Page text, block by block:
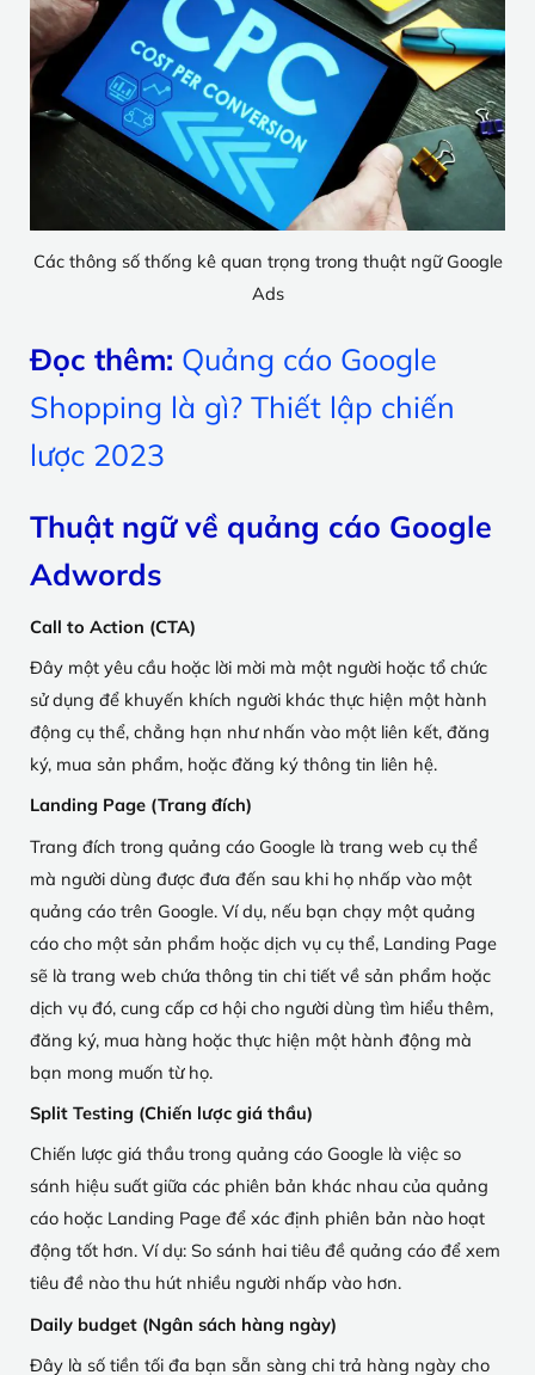
Các thông số thống kê quan trọng trong thuật ngữ Google
Ads
Đọc thêm: Quảng cáo Google
Shopping là gì? Thiết lập chiến
lược 2023
Thuật ngữ về quảng cáo Google
Adwords
Call to Action (CTA)
Đây một yêu cầu hoặc lời mời mà một người hoặc tổ chức
sử dụng để khuyến khích người khác thực hiện một hành
động cụ thể, chẳng hạn như nhấn vào một liên kết, đăng
ký, mua sản phẩm, hoặc đăng ký thông tin liên hệ.
Landing Page (Trang đích)
Trang đích trong quảng cáo Google là trang web cụ thể
mà người dùng được đưa đến sau khi họ nhấp vào một
quảng cáo trên Google. Ví dụ, nếu bạn chạy một quảng
cáo cho một sản phẩm hoặc dịch vụ cụ thể, Landing Page
sẽ là trang web chứa thông tin chi tiết về sản phẩm hoặc
dịch vụ đó, cung cấp cơ hội cho người dùng tìm hiểu thêm,
đăng ký, mua hàng hoặc thực hiện một hành động mà
bạn mong muốn từ họ.
Split Testing (Chiến lược giá thầu)
Chiến lược giá thầu trong quảng cáo Google là việc so
sánh hiệu suất giữa các phiên bản khác nhau của quảng
cáo hoặc Landing Page để xác định phiên bản nào hoạt
động tốt hơn. Ví dụ: So sánh hai tiêu đề quảng cáo để xem
tiêu đề nào thu hút nhiều người nhấp vào hơn.
Daily budget (Ngân sách hàng ngày)
Đây là số tiền tối đa bạn sẵn sàng chi trả hàng ngày cho